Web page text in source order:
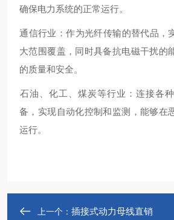
确保电力系统的正常运行‌。
通信行业‌：作为光纤传输的替代品，
大范围覆盖，同时具备抗电磁干扰的
的质量和安全‌。
石油、化工、煤炭等行业‌：连接各
备，实现自动化控制和监测，能够在
运行‌。
上一个： 插接式动力母线直销